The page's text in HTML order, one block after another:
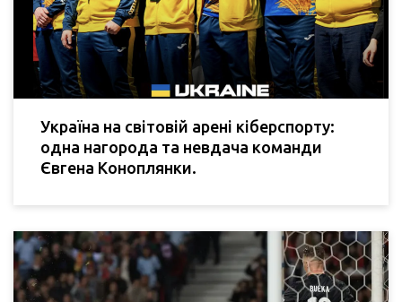
Україна на світовій арені кіберспорту:
одна нагорода та невдача команди
Євгена Коноплянки.